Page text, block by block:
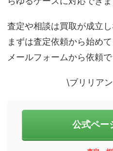
査定や相談は買取が成立
まずは査定依頼から始め
メールフォームから依頼で
\ブリリア
公式ペー